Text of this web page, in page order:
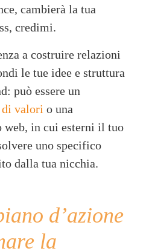
cambierà la tua
credimi.
a costruire relazioni
le tue idee e struttura
può essere un
di valori o una
web, in cui esterni il tuo
uno specifico
dalla tua nicchia.
d’azione
la